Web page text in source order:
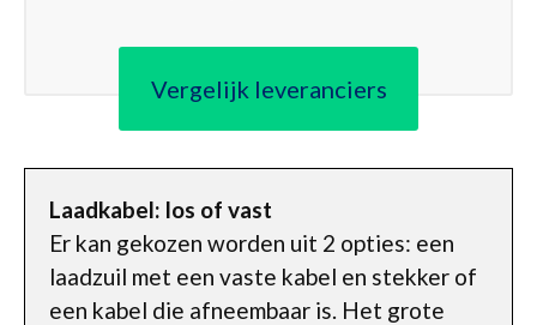
Vergelijk leveranciers
Laadkabel: los of vast
Er kan gekozen worden uit 2 opties: een
laadzuil met een vaste kabel en stekker of
een kabel die afneembaar is. Het grote